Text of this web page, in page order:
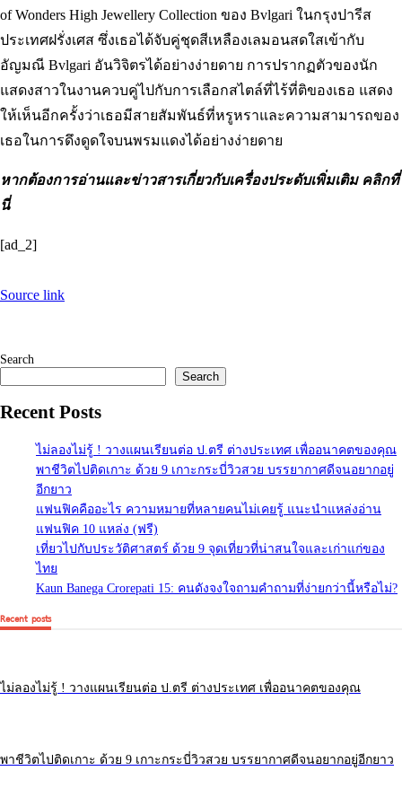
of Wonders High Jewellery Collection ของ Bvlgari ในกรุงปารีส
ประเทศฝรั่งเศส ซึ่งเธอได้จับคู่ชุดสีเหลืองเลมอนสดใสเข้ากับ
อัญมณี Bvlgari อันวิจิตรได้อย่างง่ายดาย การปรากฏตัวของนัก
แสดงสาวในงานควบคู่ไปกับการเลือกสไตล์ที่ไร้ที่ติของเธอ แสดง
ให้เห็นอีกครั้งว่าเธอมีสายสัมพันธ์ที่หรูหราและความสามารถของ
เธอในการดึงดูดใจบนพรมแดงได้อย่างง่ายดาย
หากต้องการอ่านและข่าวสารเกี่ยวกับเครื่องประดับเพิ่มเติม คลิกที่
นี่
[ad_2]
Source link
Search
Search
Recent Posts
ไม่ลองไม่รู้ ! วางแผนเรียนต่อ ป.ตรี ต่างประเทศ เพื่ออนาคตของคุณ
พาชีวิตไปติดเกาะ ด้วย 9 เกาะกระบี่วิวสวย บรรยากาศดีจนอยากอยู่
อีกยาว
แฟนฟิคคืออะไร ความหมายที่หลายคนไม่เคยรู้ แนะนำแหล่งอ่าน
แฟนฟิค 10 แหล่ง (ฟรี)
เที่ยวไปกับประวัติศาสตร์ ด้วย 9 จุดเที่ยวที่น่าสนใจและเก่าแก่ของ
ไทย
Kaun Banega Crorepati 15: คนดังจงใจถามคำถามที่ง่ายกว่านี้หรือไม่?
Recent posts
ไม่ลองไม่รู้ ! วางแผนเรียนต่อ ป.ตรี ต่างประเทศ เพื่ออนาคตของคุณ
พาชีวิตไปติดเกาะ ด้วย 9 เกาะกระบี่วิวสวย บรรยากาศดีจนอยากอยู่อีกยาว